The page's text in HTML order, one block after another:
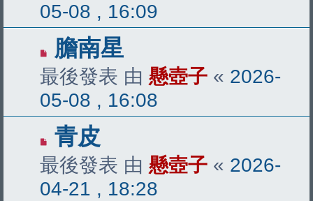
05-08 , 16:09
膽南星
最後發表 由 懸壺子 « 2026-
05-08 , 16:08
青皮
最後發表 由 懸壺子 « 2026-
04-21 , 18:28